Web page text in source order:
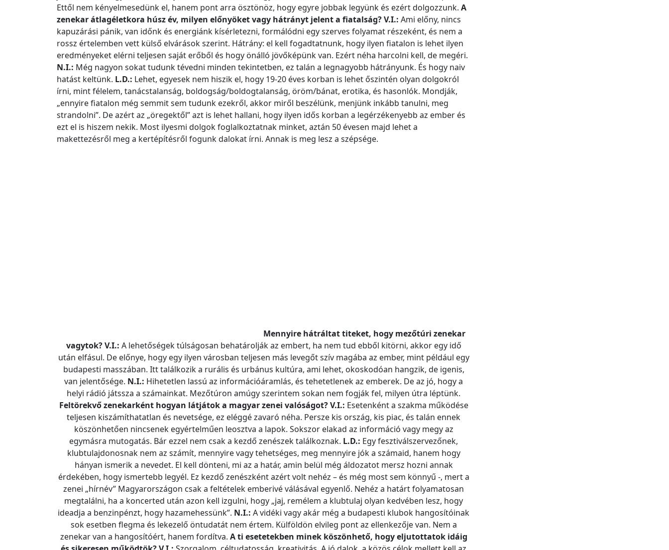
Ettől nem kényelmesedünk el, hanem pont arra ösztönöz, hogy egyre jobbak legyünk és ezért dolgozzunk. A
zenekar átlagéletkora húsz év, milyen előnyöket vagy hátrányt jelent a fiatalság?V.I.: Ami előny, nincs
kapuzárási pánik, van időnk és energiánk kísérletezni, formálódni egy szerves folyamat részeként, és nem a
rossz értelemben vett külső elvárások szerint. Hátrány: el kell fogadtatnunk, hogy ilyen fiatalon is lehet ilyen
eredményeket elérni teljesen saját erőből és hogy önálló jövőképünk van. Ezért néha harcolni kell, de megéri.
N.I.: Még nagyon sokat tudunk tévedni minden tekintetben, ez talán a legnagyobb hátrányunk. És hogy naiv
hatást keltünk. L.D.: Lehet, egyesek nem hiszik el, hogy 19-20 éves korban is lehet őszintén olyan dolgokról
írni, mint félelem, tanácstalanság, boldogság/boldogtalanság, öröm/bánat, erotika, és hasonlók. Mondják,
„ennyire fiatalon még semmit sem tudunk ezekről, akkor miről beszélünk, menjünk inkább tanulni, meg
strandolni”. De azért az „öregektől” azt is lehet hallani, hogy ilyen idős korban a legérzékenyebb az ember és
ezt el is hiszem nekik. Most ilyesmi dolgok foglalkoztatnak minket, aztán 50 évesen majd lehet a
makettezésről meg a kertépítésről fogunk dalokat írni. Annak is meg lesz a szépsége.
Mennyire hátráltat titeket, hogy mezőtúri zenekar
vagytok? V.I.: A lehetőségek túlságosan behatárolják az embert, ha nem tud ebből kitörni, akkor egy idő
után elfásul. De előnye, hogy egy ilyen városban teljesen más levegőt szív magába az ember, mint például egy
budapesti masszában. Itt találkozik a rurális és urbánus kultúra, ami lehet, okoskodóan hangzik, de igenis,
van jelentősége. N.I.: Hihetetlen lassú az információáramlás, és tehetetlenek az emberek. De az jó, hogy a
helyi rádió játssza a számainkat. Mezőtúron amúgy szerintem sokan nem fogják fel, milyen útra léptünk.
Feltörekvő zenekarként hogyan látjátok a magyar zenei valóságot? V.I.: Esetenként a szakma működése
teljesen kiszámíthatatlan és nevetsége, ez eléggé zavaró néha. Persze kis ország, kis piac, és talán ennek
köszönhetően nincsenek egyértelműen leosztva a lapok. Sokszor elakad az információ vagy megy az
egymásra mutogatás. Bár ezzel nem csak a kezdő zenészek találkoznak. L.D.: Egy fesztiválszervezőnek,
klubtulajdonosnak nem az számít, mennyire vagy tehetséges, meg mennyire jók a számaid, hanem hogy
hányan ismerik a nevedet. El kell dönteni, mi az a határ, amin belül még áldozatot mersz hozni annak
érdekében, hogy ismertebb legyél. Ez kezdő zenészként azért volt nehéz – és még most sem könnyű -, mert a
zenei „hírnév” Magyarországon csak a feltételek emberivé válásával egyenlő. Nehéz a határt folyamatosan
megtalálni, ha a koncerted után azon kell izgulni, hogy „jaj, remélem a klubtulaj olyan kedvében lesz, hogy
ideadja a benzinpénzt, hogy hazamehessünk”. N.I.: A vidéki vagy akár még a budapesti klubok hangosítóinak
sok esetben flegma és lekezelő öntudatát nem értem. Külföldön elvileg pont az ellenkezője van. Nem a
zenekar van a hangosítóért, hanem fordítva. A ti esetetekben minek köszönhető, hogy eljutottatok idáig